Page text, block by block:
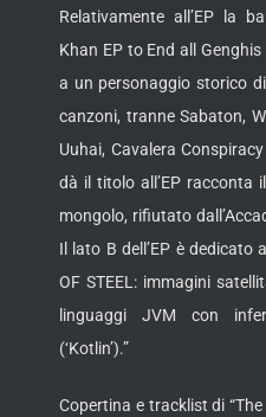
Relativamente all’EP la
Khan EP to End all
a un personaggio storico
canzoni, tranne Sabaton,
Uuhai, Cavalera
dà il titolo all’EP racconta
mongolo, rifiutato
Il lato B dell’EP è dedicato
OF STEEL: immagini
linguaggi JVM con
(‘Kotlin’).”
Copertina e tracklist di